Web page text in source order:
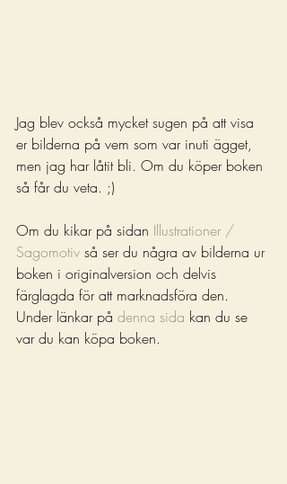
Jag blev också mycket sugen på att visa
er bilderna på vem som var inuti ägget,
men jag har låtit bli. Om du köper boken
så får du veta. ;)
Om du kikar på sidan Illustrationer /
Sagomotiv så ser du några av bilderna ur
boken i originalversion och delvis
färglagda för att marknadsföra den.
Under länkar på denna sida kan du se
var du kan köpa boken.